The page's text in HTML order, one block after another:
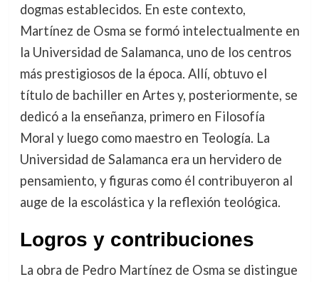
dogmas establecidos. En este contexto,
Martínez de Osma se formó intelectualmente en
la Universidad de Salamanca, uno de los centros
más prestigiosos de la época. Allí, obtuvo el
título de bachiller en Artes y, posteriormente, se
dedicó a la enseñanza, primero en Filosofía
Moral y luego como maestro en Teología. La
Universidad de Salamanca era un hervidero de
pensamiento, y figuras como él contribuyeron al
auge de la escolástica y la reflexión teológica.
Logros y contribuciones
La obra de Pedro Martínez de Osma se distingue